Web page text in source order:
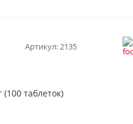
Артикул:2135
таблеток)